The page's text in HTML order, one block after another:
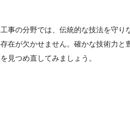
事の分野では、伝統的な技法を守り
在が欠かせません。確かな技術力と
見つめ直してみましょう。